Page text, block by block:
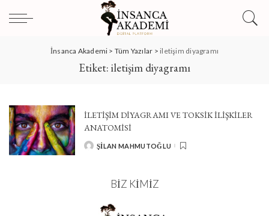
İnsanca Akademi > Tüm Yazılar > iletişim diyagramı
Etiket: iletişim diyagramı
İLETIŞIM DIYAGRAMI VE TOKSIK İLIŞKILER
ANATOMISI
POSTED
ŞILAN MAHMUTOĞLU
BIZ KIMIZ